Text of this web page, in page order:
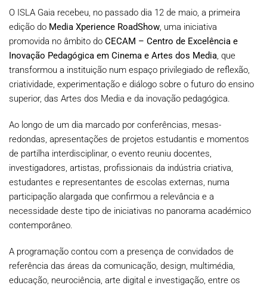
O ISLA Gaia recebeu, no passado dia 12 de maio, a primeira
edição do Media Xperience RoadShow, uma iniciativa
promovida no âmbito do CECAM – Centro de Excelência e
Inovação Pedagógica em Cinema e Artes dos Media, que
transformou a instituição num espaço privilegiado de reflexão,
criatividade, experimentação e diálogo sobre o futuro do ensino
superior, das Artes dos Media e da inovação pedagógica.
Ao longo de um dia marcado por conferências, mesas-
redondas, apresentações de projetos estudantis e momentos
de partilha interdisciplinar, o evento reuniu docentes,
investigadores, artistas, profissionais da indústria criativa,
estudantes e representantes de escolas externas, numa
participação alargada que confirmou a relevância e a
necessidade deste tipo de iniciativas no panorama académico
contemporâneo.
A programação contou com a presença de convidados de
referência das áreas da comunicação, design, multimédia,
educação, neurociência, arte digital e investigação, entre os